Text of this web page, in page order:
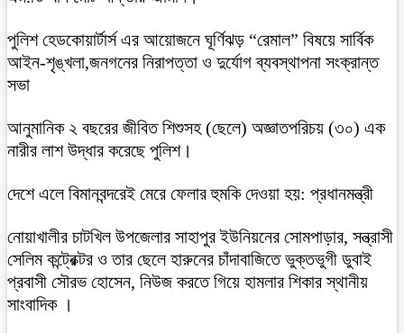
পুলিশ হেডকোয়ার্টার্স এর আয়োজনে ঘূর্ণিঝড় “রেমাল” বিষয়ে সার্বিক
আইন-শৃঙ্খলা,জনগনের নিরাপত্তা ও দুর্যোগ ব্যবস্থাপনা সংক্রান্ত
সভা
আনুমানিক ২ বছরের জীবিত শিশুসহ (ছেলে) অজ্ঞাতপরিচয় (৩০) এক
নারীর লাশ উদ্ধার করেছে পুলিশ।
দেশে এলে বিমানবন্দরেই মেরে ফেলার হুমকি দেওয়া হয়: প্রধানমন্ত্রী
নোয়াখালীর চাটখিল উপজেলার সাহাপুর ইউনিয়নের সোমপাড়ার, সন্ত্রাসী
সেলিম কন্ট্রেক্টর ও তার ছেলে হারুনের চাঁদাবাজিতে ভুক্তভুগী ডুবাই
প্রবাসী সৌরভ হোসেন, নিউজ করতে গিয়ে হামলার শিকার স্থানীয়
সাংবাদিক ।